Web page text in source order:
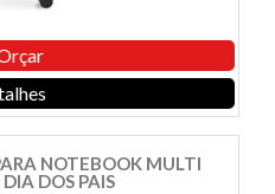
NOTEBOOK MULTI
DOS PAIS